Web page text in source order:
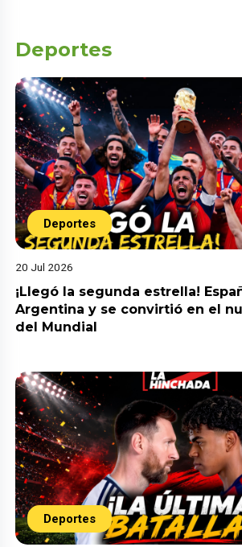
Deportes
Deportes
20 Jul 2026
¡Llegó la segunda estrella!
Argentina y se convirtió en el
del Mundial
Deportes